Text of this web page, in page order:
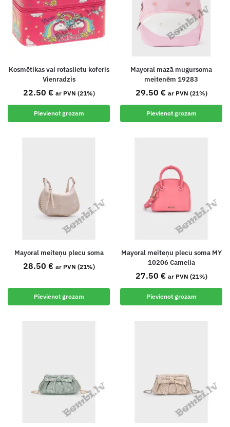
Kosmētikas vai rotaslietu koferis
Vienradzis
22.50 € ar PVN (21%)
Pievienot grozam
Mayoral mazā mugursoma
meitenēm 19283
29.50 € ar PVN (21%)
Pievienot grozam
Mayoral meiteņu plecu soma
28.50 € ar PVN (21%)
Pievienot grozam
Mayoral meiteņu plecu soma MY
10206 Camelia
27.50 € ar PVN (21%)
Pievienot grozam